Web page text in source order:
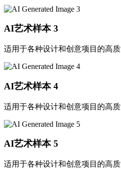
AI艺术样本 3
适用于各种设计和创意项目的高质
AI艺术样本 4
适用于各种设计和创意项目的高质
AI艺术样本 5
适用于各种设计和创意项目的高质